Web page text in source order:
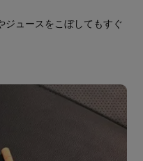
ジュースをこぼしてもすぐ